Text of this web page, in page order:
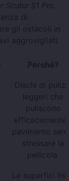
Scuba S1 Pro.
di
gli ostacoli in
aggrovigliati.
Perché?
Dischi di
leggeri che
puliscono
efficacemente
pavimento
stressare la
pellicola.
Le superfici